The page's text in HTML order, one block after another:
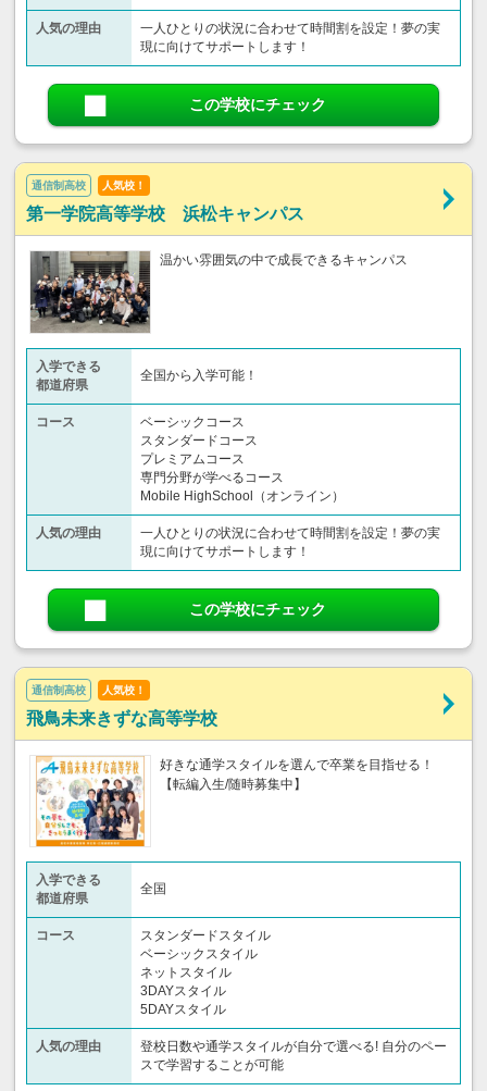
人気の理由
一人ひとりの状況に合わせて時間割を設定！夢の実
現に向けてサポートします！
この学校にチェック
通信制高校 人気校！
第一学院高等学校 浜松キャンパス
温かい雰囲気の中で成長できるキャンパス
入学できる
都道府県
全国から入学可能！
コース
ベーシックコース
スタンダードコース
プレミアムコース
専門分野が学べるコース
Mobile HighSchool（オンライン）
人気の理由
一人ひとりの状況に合わせて時間割を設定！夢の実
現に向けてサポートします！
この学校にチェック
通信制高校 人気校！
飛鳥未来きずな高等学校
好きな通学スタイルを選んで卒業を目指せる！
【転編入生/随時募集中】
入学できる
都道府県
全国
コース
スタンダードスタイル
ベーシックスタイル
ネットスタイル
3DAYスタイル
5DAYスタイル
人気の理由
登校日数や通学スタイルが自分で選べる! 自分のペー
スで学習することが可能